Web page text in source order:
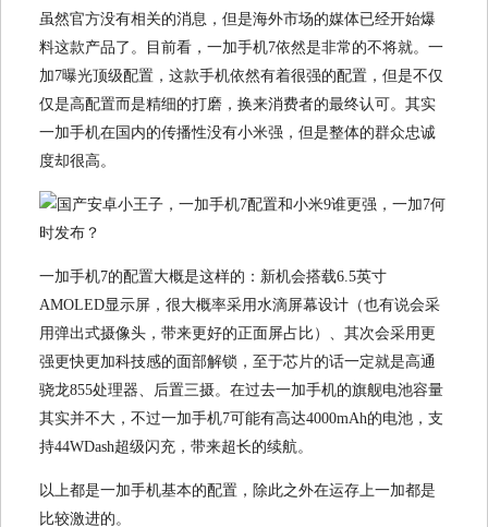
虽然官方没有相关的消息，但是海外市场的媒体已经开始爆
料这款产品了。目前看，一加手机7依然是非常的不将就。一
加7曝光顶级配置，这款手机依然有着很强的配置，但是不仅
仅是高配置而是精细的打磨，换来消费者的最终认可。其实
一加手机在国内的传播性没有小米强，但是整体的群众忠诚
度却很高。
一加手机7的配置大概是这样的：新机会搭载6.5英寸
AMOLED显示屏，很大概率采用水滴屏幕设计（也有说会采
用弹出式摄像头，带来更好的正面屏占比）、其次会采用更
强更快更加科技感的面部解锁，至于芯片的话一定就是高通
骁龙855处理器、后置三摄。在过去一加手机的旗舰电池容量
其实并不大，不过一加手机7可能有高达4000mAh的电池，支
持44WDash超级闪充，带来超长的续航。
以上都是一加手机基本的配置，除此之外在运存上一加都是
比较激进的。